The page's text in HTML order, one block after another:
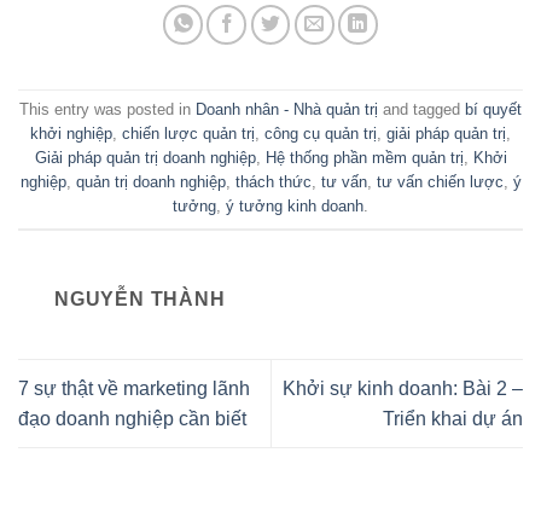
This entry was posted in Doanh nhân - Nhà quản trị and tagged bí quyết
khởi nghiệp, chiến lược quản trị, công cụ quản trị, giải pháp quản trị,
Giải pháp quản trị doanh nghiệp, Hệ thống phần mềm quản trị, Khởi
nghiệp, quản trị doanh nghiệp, thách thức, tư vấn, tư vấn chiến lược, ý
tưởng, ý tưởng kinh doanh.
NGUYỄN THÀNH
7 sự thật về marketing lãnh
đạo doanh nghiệp cần biết
Khởi sự kinh doanh: Bài 2 –
Triển khai dự án